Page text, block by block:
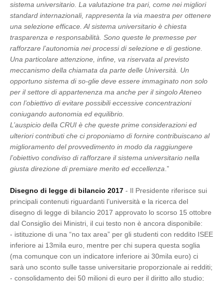
sistema universitario. La valutazione tra pari, come nei migliori
standard internazionali, rappresenta la via maestra per ottenere
una selezione efficace. Al sistema universitario è chiesta
trasparenza e responsabilità. Sono queste le premesse per
rafforzare l’autonomia nei processi di selezione e di gestione.
Una particolare attenzione, infine, va riservata al previsto
meccanismo della chiamata da parte delle Università. Un
opportuno sistema di so-glie deve essere immaginato non solo
per il settore di appartenenza ma anche per il singolo Ateneo
con l’obiettivo di evitare possibili eccessive concentrazioni
coniugando autonomia ed equilibrio.
L’auspicio della CRUI è che queste prime considerazioni ed
ulteriori contributi che ci proponiamo di fornire contribuiscano al
miglioramento del provvedimento in modo da raggiungere
l’obiettivo condiviso di rafforzare il sistema universitario nella
giusta direzione di premiare merito ed eccellenza .”
Disegno di legge di bilancio 2017 - Il Presidente riferisce sui
principali contenuti riguardanti l’università e la ricerca del
disegno di legge di bilancio 2017 approvato lo scorso 15 ottobre
dal Consiglio dei Ministri, il cui testo non è ancora disponibile:
- istituzione di una “no tax area” per gli studenti con reddito ISEE
inferiore ai 13mila euro, mentre per chi supera questa soglia
(ma comunque con un indicatore inferiore ai 30mila euro) ci
sarà uno sconto sulle tasse universitarie proporzionale ai redditi;
- consolidamento dei 50 milioni di euro per il diritto allo studio;